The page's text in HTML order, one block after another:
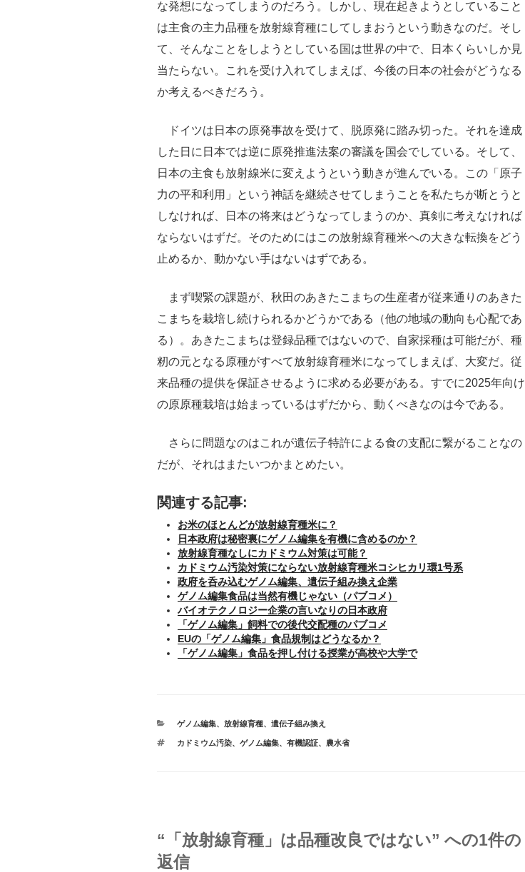
な発想になってしまうのだろう。しかし、現在起きようとしていること
は主食の主力品種を放射線育種にしてしまおうという動きなのだ。そし
て、そんなことをしようとしている国は世界の中で、日本くらいしか見
当たらない。これを受け入れてしまえば、今後の日本の社会がどうなる
か考えるべきだろう。
ドイツは日本の原発事故を受けて、脱原発に踏み切った。それを達成
した日に日本では逆に原発推進法案の審議を国会でしている。そして、
日本の主食も放射線米に変えようという動きが進んでいる。この「原子
力の平和利用」という神話を継続させてしまうことを私たちが断とうと
しなければ、日本の将来はどうなってしまうのか、真剣に考えなければ
ならないはずだ。そのためにはこの放射線育種米への大きな転換をどう
止めるか、動かない手はないはずである。
まず喫緊の課題が、秋田のあきたこまちの生産者が従来通りのあきた
こまちを栽培し続けられるかどうかである（他の地域の動向も心配であ
る）。あきたこまちは登録品種ではないので、自家採種は可能だが、種
籾の元となる原種がすべて放射線育種米になってしまえば、大変だ。従
来品種の提供を保証させるように求める必要がある。すでに2025年向け
の原原種栽培は始まっているはずだから、動くべきなのは今である。
さらに問題なのはこれが遺伝子特許による食の支配に繋がることなの
だが、それはまたいつかまとめたい。
関連する記事:
お米のほとんどが放射線育種米に？
日本政府は秘密裏にゲノム編集を有機に含めるのか？
放射線育種なしにカドミウム対策は可能？
カドミウム汚染対策にならない放射線育種米コシヒカリ環1号系
政府を呑み込むゲノム編集、遺伝子組み換え企業
ゲノム編集食品は当然有機じゃない（パブコメ）
バイオテクノロジー企業の言いなりの日本政府
「ゲノム編集」飼料での後代交配種のパブコメ
EUの「ゲノム編集」食品規制はどうなるか？
「ゲノム編集」食品を押し付ける授業が高校や大学で
カ
ゴ
ゲノム編集、 放射線育種、 遺伝子組み換え
タ
カドミウム汚染、 ゲノム編集、 有機認証、 農水省
“「放射線育種」は品種改良ではない” への1件の
返信